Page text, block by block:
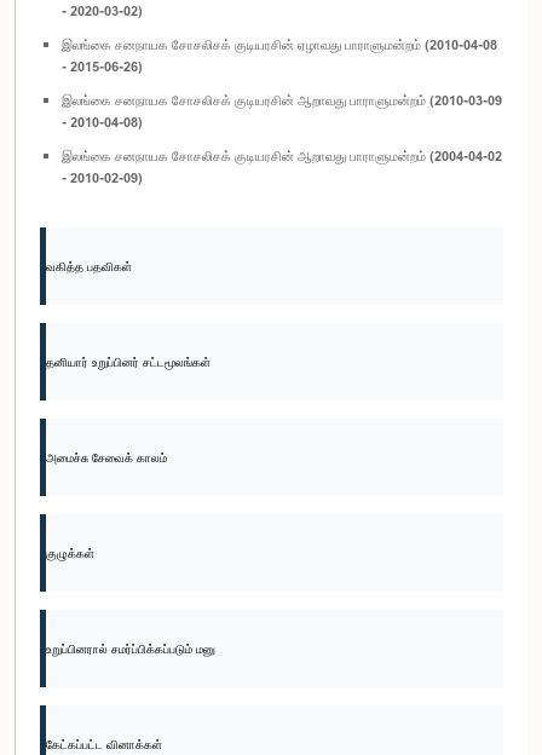
- 2020-03-02)
இலங்கை சனநாயக சோசலிசக் குடியரசின் ஏழாவது பாராளுமன்றம் (2010-04-08
- 2015-06-26)
இலங்கை சனநாயக சோசலிசக் குடியரசின் ஆறாவது பாராளுமன்றம் (2010-03-09
- 2010-04-08)
இலங்கை சனநாயக சோசலிசக் குடியரசின் ஆறாவது பாராளுமன்றம் (2004-04-02
- 2010-02-09)
வகித்த பதவிகள்
தனியார் உறுப்பினர் சட்டமூலங்கள்
அமைச்சு சேவைக் காலம்
குழுக்கள்
உறுப்பினரால் சமர்ப்பிக்கப்படும் மனு
கேட்கப்பட்ட வினாக்கள்